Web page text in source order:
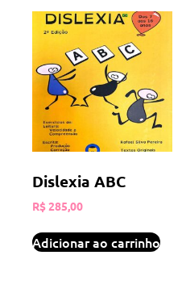
Dislexia ABC
R$285,00
Adicionar ao carrinho